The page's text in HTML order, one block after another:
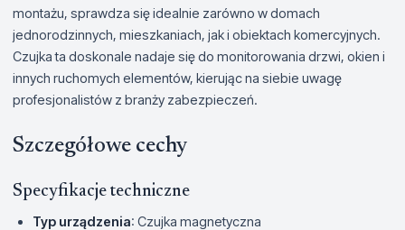
montażu, sprawdza się idealnie zarówno w domach
jednorodzinnych, mieszkaniach, jak i obiektach komercyjnych.
Czujka ta doskonale nadaje się do monitorowania drzwi, okien i
innych ruchomych elementów, kierując na siebie uwagę
profesjonalistów z branży zabezpieczeń.
Szczegółowe cechy
Specyfikacje techniczne
Typ urządzenia: Czujka magnetyczna